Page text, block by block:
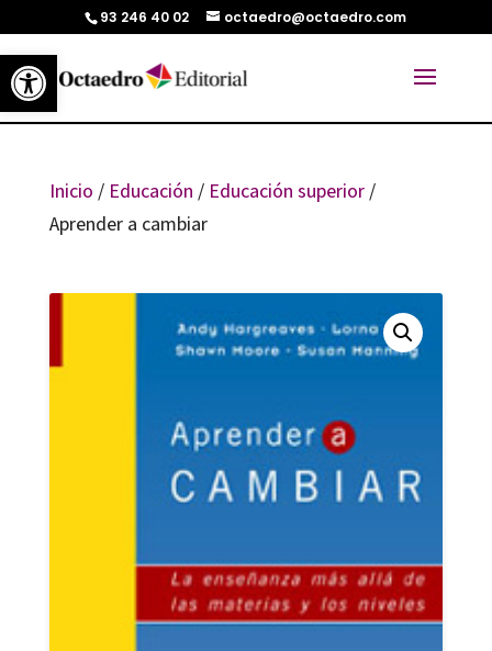
Abrir barra de herramientas
93 246 40 02 octaedro@octaedro.com
Inicio / Educación / Educación superior/
Aprender a cambiar